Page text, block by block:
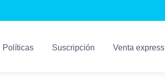
Políticas Suscripción Venta express